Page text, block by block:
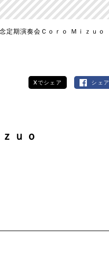
定期演奏会Ｃｏｒｏ Ｍｉｚｕｏ
Xでシェア シェア
ｕｏ